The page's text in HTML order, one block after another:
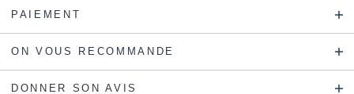
PAIEMENT
ON VOUS RECOMMANDE
DONNER SON AVIS